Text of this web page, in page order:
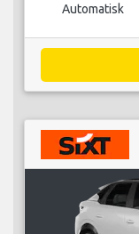
Automatisk